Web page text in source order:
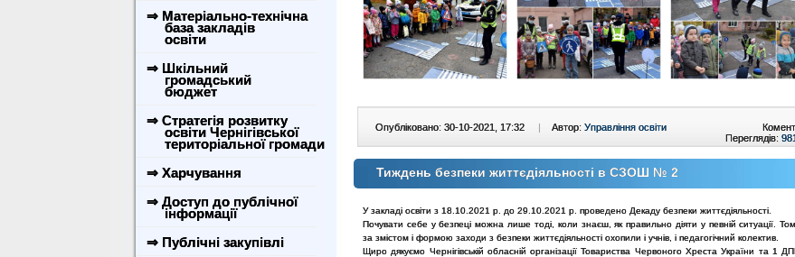
⇒ Матеріально-технічна
база закладів
освіти
⇒ Шкільний
громадський
бюджет
⇒ Стратегія розвитку
освіти Чернігівської
територіальної громади
⇒ Харчування
⇒ Доступ до публічної
інформації
⇒ Публічні закупівлі
Опубліковано: 30-10-2021, 17:32 | Автор: Управління освіти
Переглядів: 981
Тиждень безпеки життєдіяльності в СЗОШ № 2
У закладі освіти з 18.10.2021 р. до 29.10.2021 р. проведено Декаду безпеки життєдіяльності.
Почувати себе у безпеці можна лише тоді, коли знаєш, як правильно діяти у певній ситуації.
за змістом і формою заходи з безпеки життєдіяльності охопили і учнів, і педагогічний колектив.
Щиро дякуємо Чернігівській обласній організації Товариства Червоного Хреста України та 1